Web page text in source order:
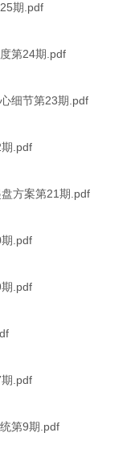
期.pdf
第24期.pdf
细节第23期.pdf
.pdf
方案第21期.pdf
.pdf
.pdf
.pdf
第9期.pdf